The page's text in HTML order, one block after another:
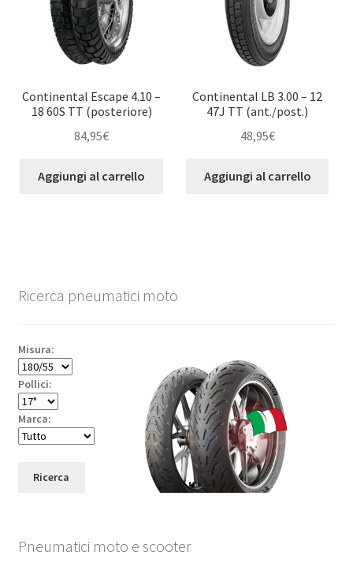
Continental Escape 4.10 –
18 60S TT (posteriore)
84,95€
Aggiungi al carrello
Continental LB 3.00 – 12
47J TT (ant./post.)
48,95€
Aggiungi al carrello
Ricerca pneumatici moto
Misura:
Pollici:
Marca:
Ricerca
Pneumatici moto e scooter